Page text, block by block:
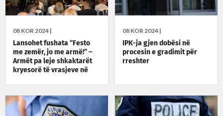
08 KOR 2024 |
IPK-ja gjen dobësi në
procesin e gradimit për
rreshter
08 KOR 2024 |
Lansohet fushata “Festo
me zemër, jo me armë!” –
Armët pa leje shkaktarët
kryesorë të vrasjeve në